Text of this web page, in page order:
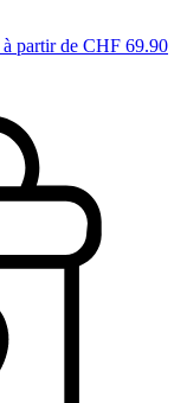
à partir de CHF 69.90